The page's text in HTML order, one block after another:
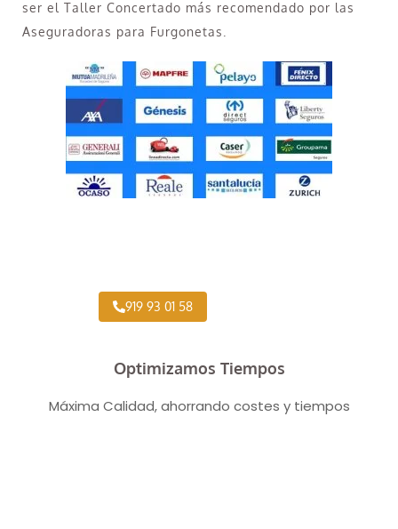
ser el Taller Concertado más recomendado por las
Aseguradoras para Furgonetas.
919 93 01 58
Optimizamos Tiempos
Máxima Calidad, ahorrando costes y tiempos